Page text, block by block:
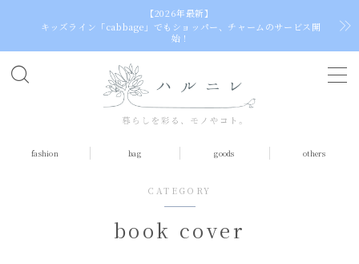
【2026年最新】
キッズライン「cabbage」でもショッパー、チャームのサービス開
始！
fashion bag goods others
CATEGORY
book cover